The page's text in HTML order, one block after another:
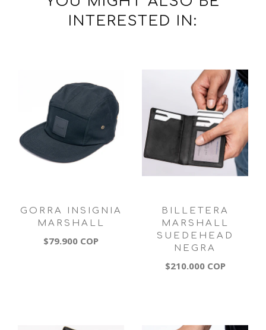
INTERESTED IN:
GORRA INSIGNIA
MARSHALL
$79.900 COP
BILLETERA
MARSHALL
SUEDEHEAD
NEGRA
$210.000 COP